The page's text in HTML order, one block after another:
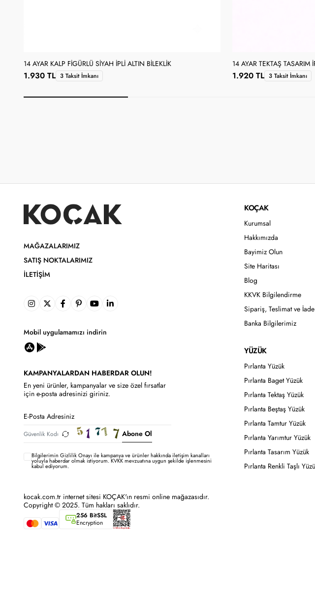
14 AYAR KALP FIGÜRLÜ SIYAH İPLI ALTIN BILEKLIK
1.930 TL 3 Taksit İmkanı
14 AYAR TEKTAŞ TASARIM
1.920 TL 3 Taksit İmkanı
MAĞAZALARIMIZ
SATIŞ NOKTALARIMIZ
İLETIŞIM
Mobil uygulamamızı indirin
KAMPANYALARDAN HABERDAR OLUN!
En yeni ürünler, kampanyalar ve size özel fırsatlar
için e-posta adresinizi giriniz.
Abone Ol
Bilgilerimin Gizlilik Onayı ile kampanya ve ürünler hakkında iletişim kanalları
yoluyla haberdar olmak istiyorum.KVKK mevzuatına uygun şekilde işlenmesini
kabul ediyorum.
kocak.com.tr internet sitesi KOÇAK'ın resmi online mağazasıdır.
Copyright © 2025. Tüm hakları saklıdır.
256 BitSSL
Encryption
KOÇAK
Kurumsal
Hakkımızda
Bayimiz Olun
Site Haritası
Blog
KKVK Bilgilendirme
Sipariş, Teslimat ve İade
Banka Bilgilerimiz
YÜZÜK
Pırlanta Yüzük
Pırlanta Baget Yüzük
Pırlanta Tektaş Yüzük
Pırlanta Beştaş Yüzük
Pırlanta Tamtur Yüzük
Pırlanta Yarımtur Yüzük
Pırlanta Tasarım Yüzük
Pırlanta Renkli Taşlı